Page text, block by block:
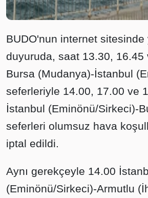
BUDO'nun internet sitesinde
duyuruda, saat 13.30, 16.45
Bursa (Mudanya)-İstanbul
seferleriyle 14.00, 17.00 ve
İstanbul (Eminönü/Sirkeci)-
seferleri olumsuz hava
iptal edildi.
Aynı gerekçeyle 14.00
(Eminönü/Sirkeci)-Armutlu